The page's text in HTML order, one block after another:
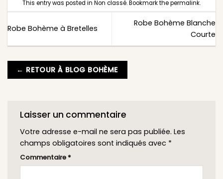
This entry was posted in Non classé. Bookmark thepermalink.
Robe Bohème à Bretelles
Robe Bohème Blanche
Courte
← RETOUR À BLOG BOHÈME
Laisser un commentaire
Votre adresse e-mail ne sera pas publiée. Les
champs obligatoires sont indiqués avec *
Commentaire *